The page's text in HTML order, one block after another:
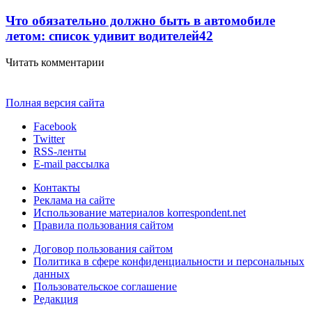
Что обязательно должно быть в автомобиле
летом: список удивит водителей42
Читать комментарии
Полная версия сайта
Facebook
Twitter
RSS-ленты
E-mail рассылка
Контакты
Реклама на сайте
Использование материалов korrespondent.net
Правила пользования сайтом
Договор пользования сайтом
Политика в сфере конфиденциальности и персональных
данных
Пользовательское соглашение
Редакция